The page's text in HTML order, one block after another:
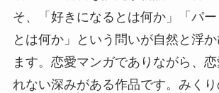
そ、「好きになるとは何か」「パ
とは何か」という問いが自然と浮
ます。恋愛マンガでありながら、
れない深みがある作品です。みくり